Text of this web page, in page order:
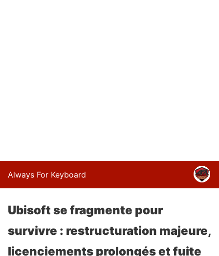
Always For Keyboard
Ubisoft se fragmente pour
survivre : restructuration majeure,
licenciements prolongés et fuite